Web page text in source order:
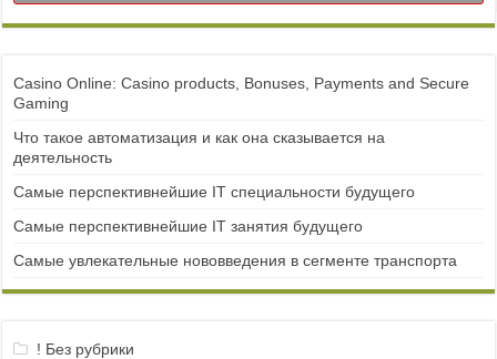
Casino Online: Casino products, Bonuses, Payments and Secure
Gaming
Что такое автоматизация и как она сказывается на
деятельность
Самые перспективнейшие IT специальности будущего
Самые перспективнейшие IT занятия будущего
Самые увлекательные нововведения в сегменте транспорта
! Без рубрики